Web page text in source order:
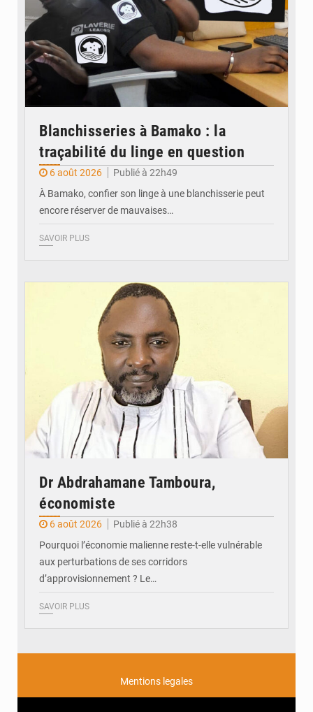
Blanchisseries à Bamako : la
traçabilité du linge en question
6 août 2026
Publié à 22h49
À Bamako, confier son linge à une blanchisserie peut
encore réserver de mauvaises…
SAVOIR PLUS
Dr Abdrahamane Tamboura,
économiste
6 août 2026
Publié à 22h38
Pourquoi l’économie malienne reste-t-elle vulnérable
aux perturbations de ses corridors
d’approvisionnement ? Le…
SAVOIR PLUS
Mentions legales